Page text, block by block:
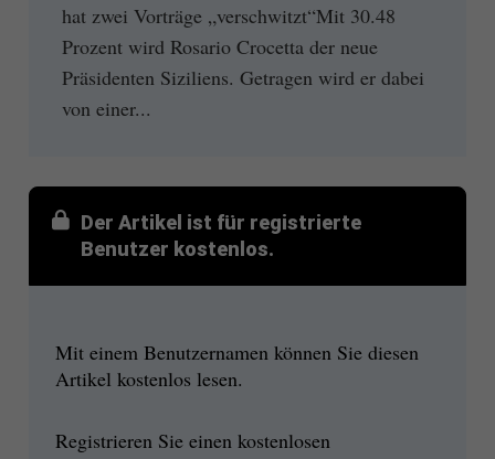
hat zwei Vorträge „verschwitzt“Mit 30.48
Prozent wird Rosario Crocetta der neue
Präsidenten Siziliens. Getragen wird er dabei
von einer...
Der Artikel ist für registrierte
Benutzer kostenlos.
Mit einem Benutzernamen können Sie diesen
Artikel kostenlos lesen.
Registrieren Sie einen kostenlosen